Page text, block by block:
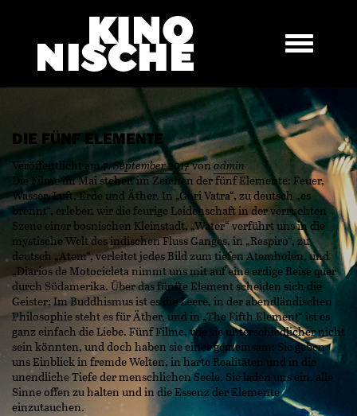
DIE FÜNF ELEMENTE
Veröffentlicht am 7. September 2017vonadmin
Die Filme im Mai stehen im Zeichen der fünf Elemente: Feuer,
Wasser, Luft, Erde und Äther. In „Gori Vatra“, zu deutsch „es
brennt“, erleben wir die feurige Leidenschaft in der verruchten
Szene einer bosnischen Kleinstadt, „Water“ verführt uns in die
mystische Welt des indischen Fluss Ganges, in „Respiro“, zu
deutsch „Atem“, verleitet jedes Bild zum tiefen Atemholen, und
„Diarios de Motocicleta nimmt uns mit auf eine erdige Reise quer
durch Südamerika. Über das fünfte Element scheiden sich die
Geister: Im Buddhismus ist es die Leere, in der abendländischen
Philosophie steht es für Äther, und in „The Fifth Element“ ist es
ganz einfach die Liebe. Fünf Filme, wie sie unterschiedlicher nicht
sein könnten, und doch haben sie eines gemeinsam: Sie geben
uns Einblick in fremde Welten, in harte Realitäten und in die
unendliche Tiefe der menschlichen Seele. Sie laden uns ein, alle
Sinne offen zu halten und in die Essenz der Elemente
einzutauchen.